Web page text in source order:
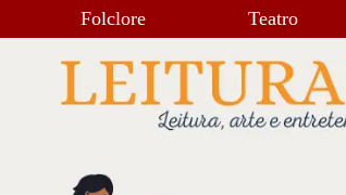
Folclore Teatro